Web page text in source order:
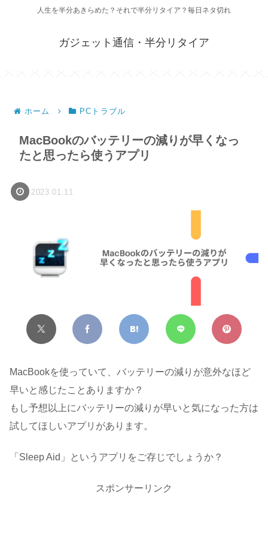
人生を半分あきらめた？それで半分リタイア？毎日ネタ切れ
ガジェット通信・半分リタイア
ホーム PCトラブル
MacBookのバッテリーの減りが早くなっ
たと思ったら使うアプリ
2023.01.11
MacBookを使っていて、バッテリーの減りが意外なほど
早いと感じたことありますか？
もし予想以上にバッテリーの減りが早いと気になった方は
試してほしいアプリがあります。
「Sleep Aid」というアプリをご存じでしょうか？
スポンサーリンク